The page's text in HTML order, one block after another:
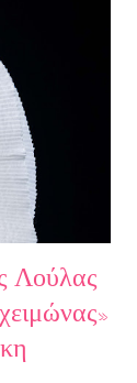
ο
Στέργιος
Βοηθός
τα βιβλία
Στάθη
Λούλας